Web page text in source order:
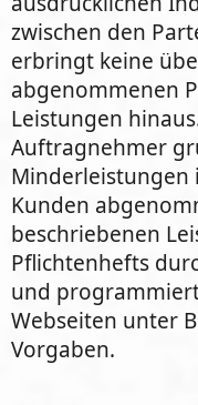
zwischen den
erbringt keine
abgenommenen
Leistungen
Auftragnehmer
Minderleistungen
Kunden
beschriebenen
Pflichtenhefts
und
Webseiten unter
Vorgaben.